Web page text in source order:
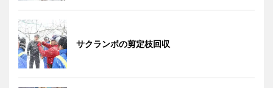
サクランボの剪定枝回収